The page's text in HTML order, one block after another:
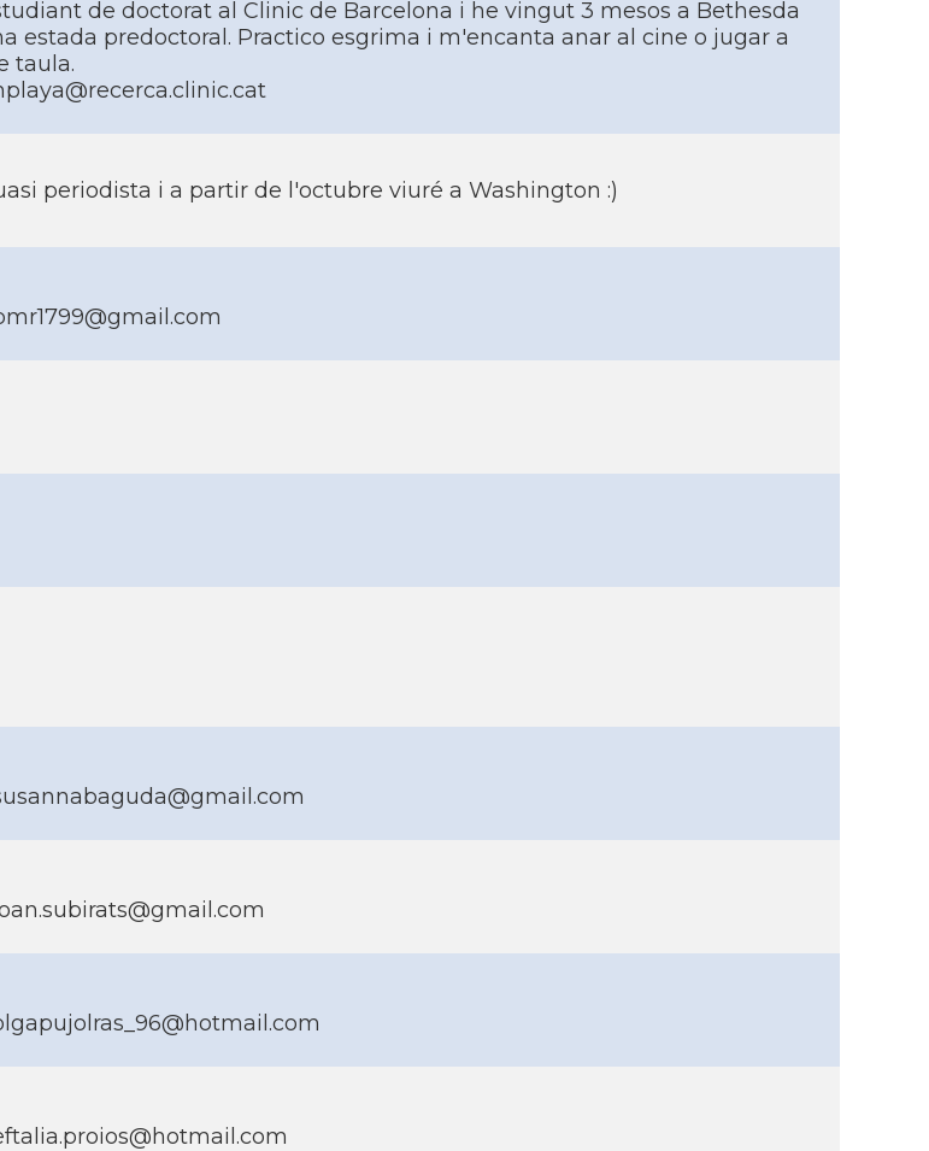
de doctorat al Clinic de Barcelona i he vingut 3 mesos a Bethesda
estada predoctoral. Practico esgrima i m'encanta anar al cine o jugar a
taula.
periodista i a partir de l'octubre viuré a Washington :)